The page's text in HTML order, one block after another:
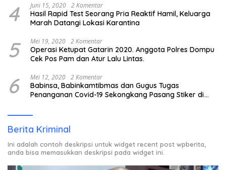
4 Juni 15, 2020 2 Komentar
Hasil Rapid Test Seorang Pria Reaktif Hamil, Keluarga
Marah Datangi Lokasi Karantina
5 Mei 19, 2020 2 Komentar
Operasi Ketupat Gatarin 2020. Anggota Polres Dompu
Cek Pos Pam dan Atur Lalu Lintas.
6 Mei 12, 2020 2 Komentar
Babinsa, Babinkamtibmas dan Gugus Tugas
Penanganan Covid-19 Sekongkang Pasang Stiker di
Berita Kriminal
Ini adalah contoh deskripsi untuk widget recent post wpberita,
anda bisa memasukkan deskripsi pada widget ini.